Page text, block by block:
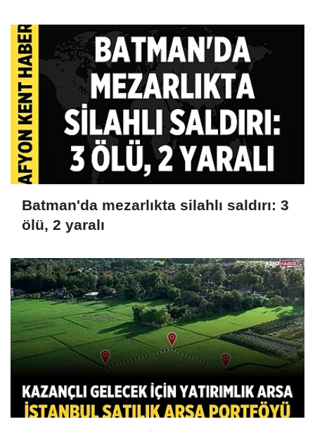
Batman'da mezarlıkta silahlı saldırı: 3
ölü, 2 yaralı